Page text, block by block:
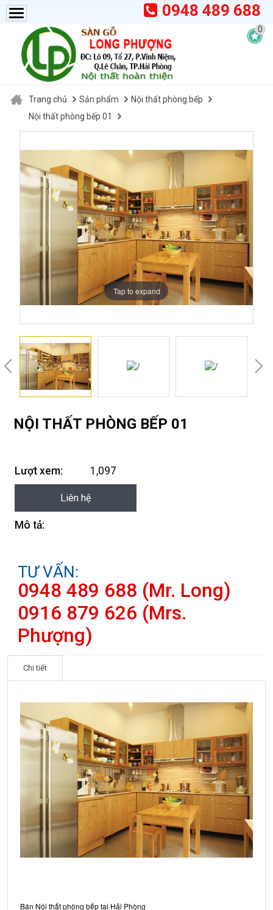
0948 489 688
0
Trang chủ Sản phẩm
Nội thất phòng bếp
Nội thất phòng bếp 01
Tap to expand
NỘI THẤT PHÒNG BẾP 01
Lượt xem: 1,097
Liên hệ
Mô tả:
TƯ VẤN:
0948 489 688 (Mr. Long)
0916 879 626 (Mrs.
Phượng)
Chi tiết
Bán Nội thất phòng bếp tại Hải Phòng